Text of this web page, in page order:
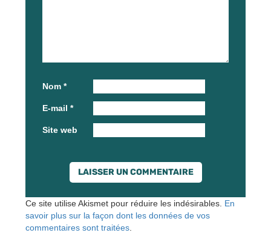
Nom *
E-mail *
Site web
Ce site utilise Akismet pour réduire les indésirables. En
savoir plus sur la façon dont les données de vos
commentaires sont traitées